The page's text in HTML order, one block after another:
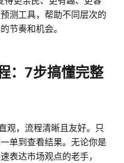
测工具，帮助不同层次的
节奏和机会。
：7步搞懂完整
观，流程清晰且友好。只
单到查看结果。无论你是
表达市场观点的老手，